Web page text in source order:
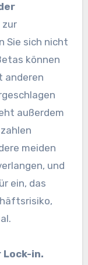
zur
Sie sich nicht
können
anderen
außerdem
meiden
und
ein, das
in.